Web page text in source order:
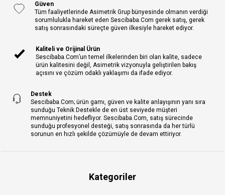
Güven
Tüm faaliyetlerinde Asimetrik Grup bünyesinde olmanın verdiği
sorumlulukla hareket eden Sescibaba.Com gerek satış, gerek
satış sonrasındaki süreçte güven ilkesiyle hareket ediyor.
Kaliteli ve Orijinal Ürün
Sescibaba.Com’un temel ilkelerinden biri olan kalite, sadece
ürün kalitesini değil, Asimetrik vizyonuyla geliştirilen bakış
açısını ve çözüm odaklı yaklaşımı da ifade ediyor.
Destek
Sescibaba.Com; ürün gamı, güven ve kalite anlayışının yanı sıra
sunduğu Teknik Destekle de en üst seviyede müşteri
memnuniyetini hedefliyor. Sescibaba.Com, satış sürecinde
sunduğu profesyonel desteği, satış sonrasında da her türlü
sorunun en hızlı şekilde çözümüyle de devam ettiriyor.
Kategoriler